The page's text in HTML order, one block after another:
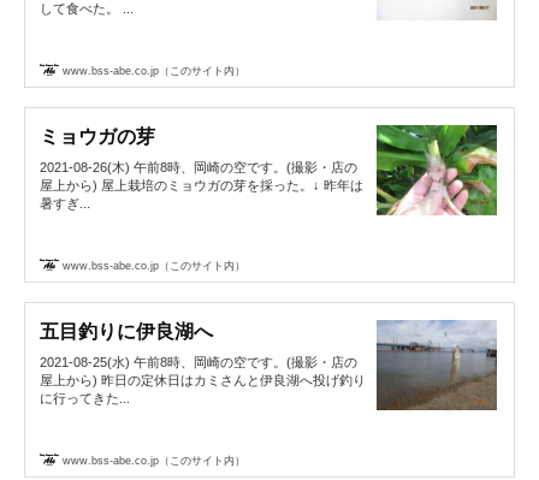
して食べた。 ...
www.bss-abe.co.jp（このサイト内）
ミョウガの芽
2021-08-26(木) 午前8時、岡崎の空です。(撮影・店の
屋上から) 屋上栽培のミョウガの芽を採った。↓ 昨年は
暑すぎ...
www.bss-abe.co.jp（このサイト内）
五目釣りに伊良湖へ
2021-08-25(水) 午前8時、岡崎の空です。(撮影・店の
屋上から) 昨日の定休日はカミさんと伊良湖へ投げ釣り
に行ってきた...
www.bss-abe.co.jp（このサイト内）